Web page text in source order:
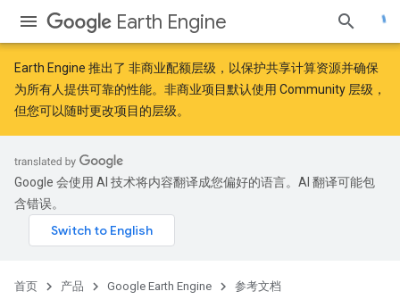
Earth Engine
Earth Engine 推出了 非商业配额层级 ，以保护共享计算资源并确保
为所有人提供可靠的性能。非商业项目默认使用 Community 层级，
但您可以随时更改项目的层级。
Google 会使用 AI 技术将内容翻译成您偏好的语言。AI 翻译可能包
含错误。
首页 产品 Google Earth Engine 参考文档